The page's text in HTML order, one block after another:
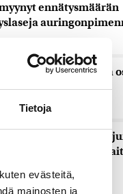
Tietoja
evästeitä,
mainosten ja
ennätysmäärän
näkyy keskiviikkona
11:30
Suomesta pääsee
mutta matka